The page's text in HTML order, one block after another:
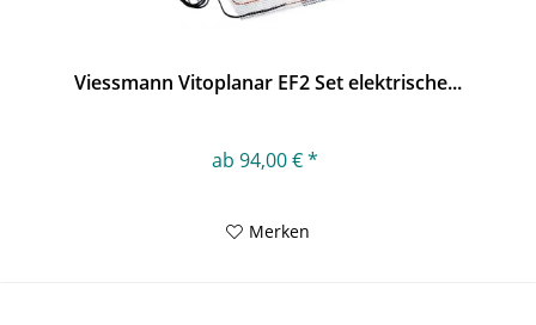
Viessmann Vitoplanar EF2 Set elektrische...
ab 94,00 € *
Merken